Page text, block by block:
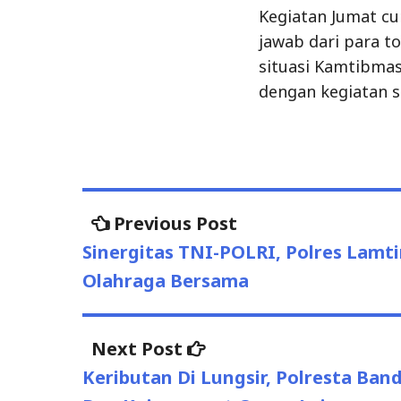
Previous
post:
Sinergitas TNI-POLRI, Polres
Dan Kejar empat Orang Lainnya
Uncategorized